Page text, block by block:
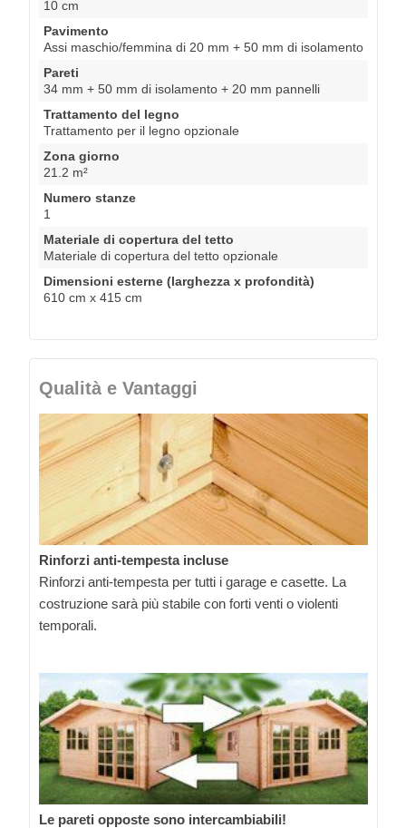
10 cm
Pavimento
Assi maschio/femmina di 20 mm + 50 mm di isolamento
Pareti
34 mm + 50 mm di isolamento + 20 mm pannelli
Trattamento del legno
Trattamento per il legno opzionale
Zona giorno
21.2 m²
Numero stanze
1
Materiale di copertura del tetto
Materiale di copertura del tetto opzionale
Dimensioni esterne (larghezza x profondità)
610 cm x 415 cm
Qualità e Vantaggi
Rinforzi anti-tempesta incluse
Rinforzi anti-tempesta per tutti i garage e casette. La
costruzione sarà più stabile con forti venti o violenti
temporali.
Le pareti opposte sono intercambiabili!